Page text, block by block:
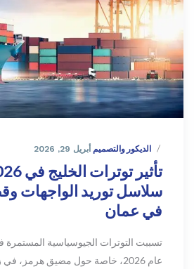
الديكور والتصميم أبريل 29, 2026
سلاسل توريد الواجهات
في عمان
تسببت التوترات الجيوسياسية المستمرة
عام 2026، خاصة حول مضيق هرمز، في زيادة الضغط...